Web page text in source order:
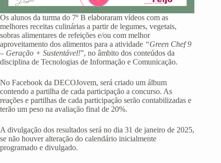
Os alunos da turma do 7º B elaboraram vídeos com as
melhores receitas culinárias a partir de legumes, vegetais,
sobras alimentares de refeições e/ou com melhor
aproveitamento dos alimentos para a atividade “Green Chef 9
– Geração + Sustentável!”, no âmbito dos conteúdos da
disciplina de Tecnologias de Informação e Comunicação.
No Facebook da DECOJovem, será criado um álbum
contendo a partilha de cada participação a concurso. As
reações e partilhas de cada participação serão contabilizadas e
terão um peso na avaliação final de 20%.
A divulgação dos resultados será no dia 31 de janeiro de 2025,
se não houver alteração do calendário inicialmente
programado e divulgado.